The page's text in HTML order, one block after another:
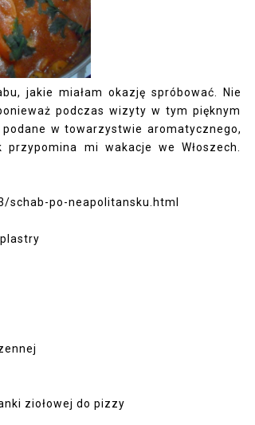
jakie miałam okazję spróbować. Nie
podczas wizyty w tym pięknym
w towarzystwie aromatycznego,
mi wakacje we Włoszech.
schab-po-neapolitansku.html
ziołowej do pizzy